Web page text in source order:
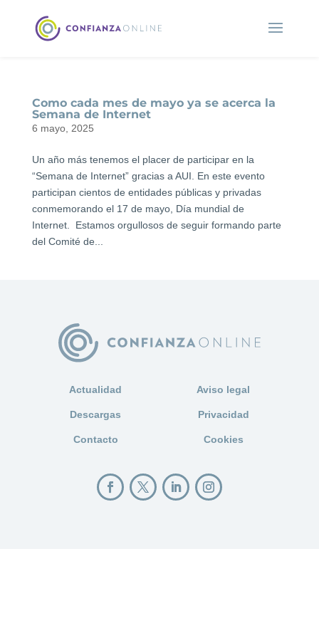
Como cada mes de mayo ya se acerca la
Semana de Internet
6 mayo, 2025
Un año más tenemos el placer de participar en la
“Semana de Internet” gracias a AUI. En este evento
participan cientos de entidades públicas y privadas
conmemorando el 17 de mayo, Día mundial de
Internet. Estamos orgullosos de seguir formando parte
del Comité de...
Actualidad
Descargas
Contacto
Aviso legal
Privacidad
Cookies